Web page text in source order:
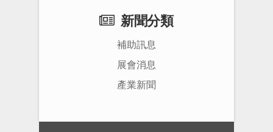
新聞分類
補助訊息
展會消息
產業新聞